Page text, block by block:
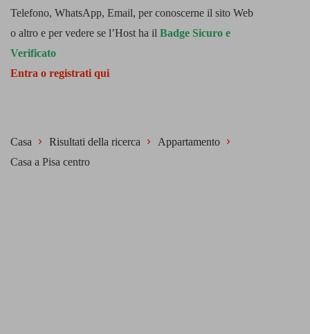
Telefono, WhatsApp, Email, per conoscerne il sito Web
o altro e per vedere se l’Host ha il Badge Sicuro e
Verificato
Entra o registrati qui
Casa Risultati della ricerca
Appartamento
Casa a Pisa centro